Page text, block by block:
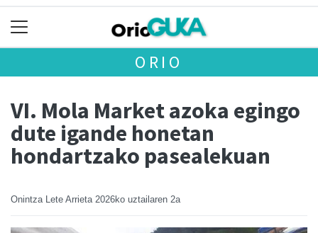
ORIO
VI. Mola Market azoka egingo
dute igande honetan
hondartzako pasealekuan
Onintza Lete Arrieta 2026ko uztailaren 2a